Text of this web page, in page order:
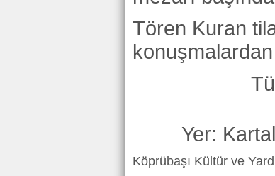
Tören Kuran
Yer:
Köprübaşı Kültür ve